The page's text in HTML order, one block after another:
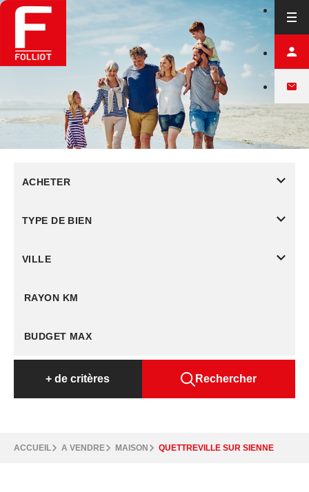
ACHETER
TYPE DE BIEN
VILLE
RAYON KM
+ de critères Rechercher
ACCUEIL A VENDRE MAISON QUETTREVILLE SUR SIENNE